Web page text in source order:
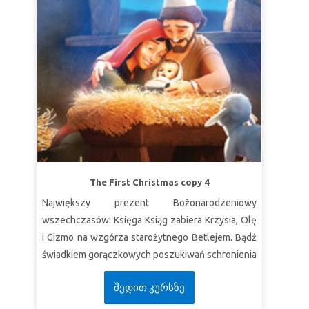
The First Christmas copy 4
Największy prezent Bożonarodzeniowy
wszechczasów! Księga Ksiąg zabiera Krzysia, Olę
i Gizmo na wzgórza starożytnego Betlejem. Bądź
świadkiem gorączkowych poszukiwań schronienia
przez Marię i Józefa, zanim urodzi się ich dziecko.
Odkryj nikczemny spisek, który naraża rodzinę
Jezusa na niebezpieczeństwo. Doświadcz cudu,
შედით კურსზე